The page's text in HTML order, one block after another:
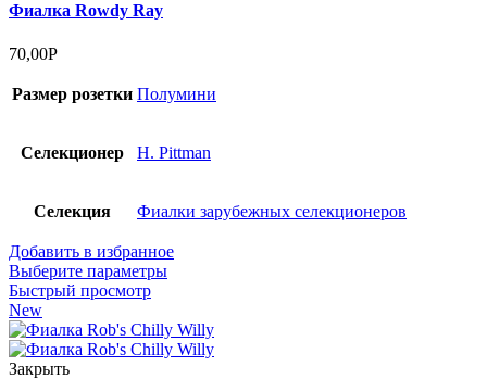
Фиалка Rowdy Ray
70,00Р
Размер розетки Полумини
Селекционер H. Pittman
Селекция Фиалки зарубежных селекционеров
Добавить в избранное
Выберите параметры
Быстрый просмотр
New
Закрыть